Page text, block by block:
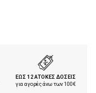
ΕΩΣ 12 ΑΤΟΚΕΣ ΔΟΣΕΙΣ
για αγορές άνω των 100€